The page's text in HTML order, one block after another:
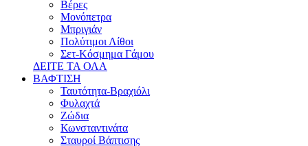
Βέρες
Μονόπετρα
Μπριγιάν
Πολύτιμοι Λίθοι
Σετ-Κόσμημα Γάμου
ΔΕΙΤΕ ΤΑ ΟΛΑ
ΒΑΦΤΙΣΗ
Ταυτότητα-Βραχιόλι
Φυλαχτά
Ζώδια
Κωνσταντινάτα
Σταυροί Βάπτισης